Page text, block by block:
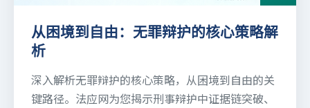
从困境到自由：无罪辩护的核心策略解
析
深入解析无罪辩护的核心策略，从困境到自由的关
键路径。法应网为您揭示刑事辩护中证据链突破、